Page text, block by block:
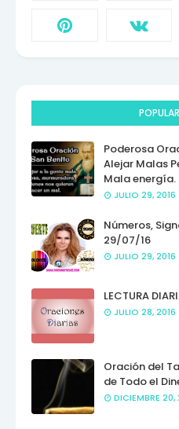
Poderosa
Alejar Malas
Mala energía.
JULIO 29, 2016
Números,
29/07/16
JULIO 29, 2016
LECTURA
JULIO 28, 2016
Oración del
de Todo el
DICIEMBRE 20,